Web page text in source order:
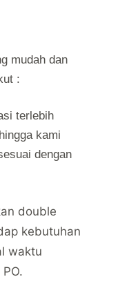
mudah dan
:
terlebih
kami
dengan
double
kebutuhan
waktu